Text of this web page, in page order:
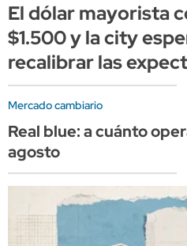
El dólar mayorista
$1.500 y la city
recalibrar las
Mercado cambiario
Real blue: a cuánto
agosto